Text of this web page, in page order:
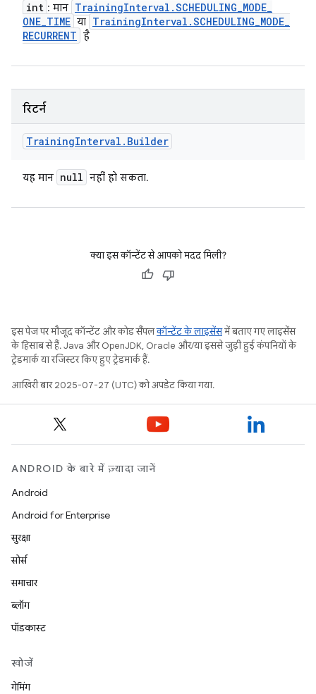
int : मान TrainingInterval .SCHEDULING_MODE_
ONE_TIME या TrainingInterval .SCHEDULING_MODE_
RECURRENT है
रिटर्न
TrainingInterval . Builder
यह मान null नहीं हो सकता.
क्या इस कॉन्टेंट से आपको मदद मिली?
इस पेज पर मौजूद कॉन्टेंट और कोड सैंपलकॉन्टेंट के लाइसेंसमें बताए गए लाइसेंस
के हिसाब से हैं. Java और OpenJDK, Oracle और/या इससे जुड़ी हुई कंपनियों के
ट्रेडमार्क या रजिस्टर किए हुए ट्रेडमार्क हैं.
आखिरी बार 2025-07-27 (UTC) को अपडेट किया गया.
ANDROID के बारे में ज़्यादा जानें
Android
Android for Enterprise
सुरक्षा
सोर्स
समाचार
ब्लॉग
पॉडकास्ट
खोजें
गेमिंग